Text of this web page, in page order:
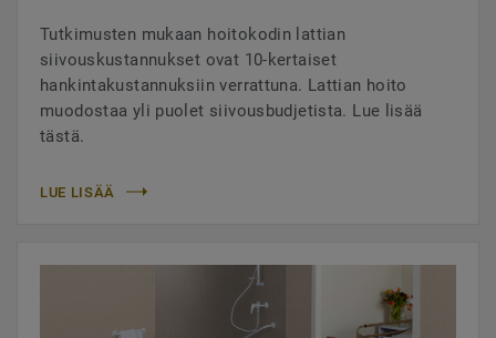
Tutkimusten mukaan hoitokodin lattian
siivouskustannukset ovat 10-kertaiset
hankintakustannuksiin verrattuna. Lattian hoito
muodostaa yli puolet siivousbudjetista. Lue lisää
tästä.
LUE LISÄÄ